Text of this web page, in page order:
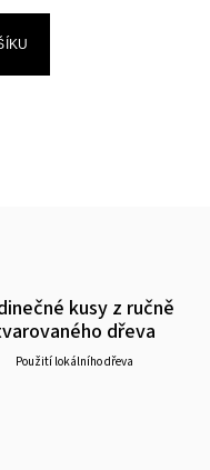
kusy z ručně
dřeva
Použití lokálního dřeva